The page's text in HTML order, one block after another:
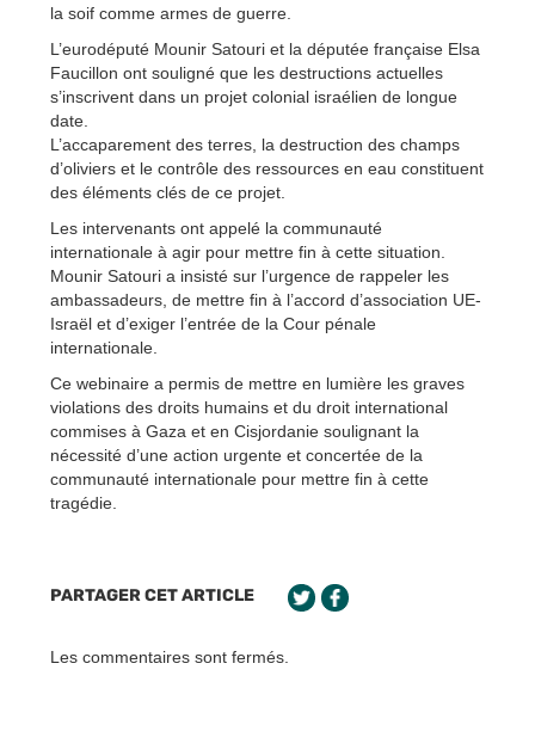
la soif comme armes de guerre.
L’eurodéputé Mounir Satouri et la députée française Elsa
Faucillon ont souligné que les destructions actuelles
s’inscrivent dans un projet colonial israélien de longue
date.
L’accaparement des terres, la destruction des champs
d’oliviers et le contrôle des ressources en eau constituent
des éléments clés de ce projet.
Les intervenants ont appelé la communauté
internationale à agir pour mettre fin à cette situation.
Mounir Satouri a insisté sur l’urgence de rappeler les
ambassadeurs, de mettre fin à l’accord d’association UE-
Israël et d’exiger l’entrée de la Cour pénale
internationale.
Ce webinaire a permis de mettre en lumière les graves
violations des droits humains et du droit international
commises à Gaza et en Cisjordanie soulignant la
nécessité d’une action urgente et concertée de la
communauté internationale pour mettre fin à cette
tragédie.
PARTAGER CET ARTICLE
Les commentaires sont fermés.